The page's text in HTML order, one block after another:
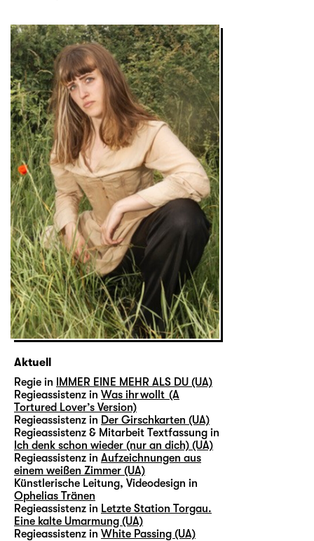
Aktuell
Regie in
IMMER EINE MEHR ALS DU (UA)
Regieassistenz in Was ihr wollt (A
Tortured Lover’s Version)
Regieassistenz in Der Girschkarten (UA)
Regieassistenz & Mitarbeit Textfassung in
Ich denk schon wieder (nur an dich) (UA)
Regieassistenz in Aufzeichnungen aus
einem weißen Zimmer (UA)
Künstlerische Leitung, Videodesign in
Ophelias Tränen
Regieassistenz in Letzte Station Torgau.
Eine kalte Umarmung (UA)
Regieassistenz in White Passing (UA)